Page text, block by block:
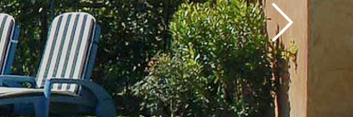
이용후기
포토갤러리
이용후기
포토갤러리